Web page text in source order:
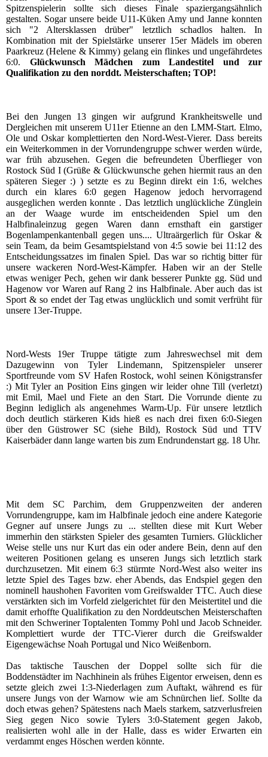
Spitzenspielerin sollte sich dieses Finale spaziergangsähnlich
gestalten. Sogar unsere beide U11-Küken Amy und Janne konnten
sich "2 Altersklassen drüber" letztlich schadlos halten. In
Kombination mit der Spielstärke unserer 15er Mädels im oberen
Paarkreuz (Helene & Kimmy) gelang ein flinkes und ungefährdetes
6:0. Glückwunsch Mädchen zum Landestitel und zur
Qualifikation zu den norddt. Meisterschaften; TOP!
Bei den Jungen 13 gingen wir aufgrund Krankheitswelle und
Dergleichen mit unserem U11er Etienne an den LMM-Start. Elmo,
Ole und Oskar komplettierten den Nord-West-Vierer. Dass bereits
ein Weiterkommen in der Vorrundengruppe schwer werden würde,
war früh abzusehen. Gegen die befreundeten Überflieger von
Rostock Süd I (Grüße & Glückwunsche gehen hiermit raus an den
späteren Sieger :) ) setzte es zu Beginn direkt ein 1:6, welches
durch ein klares 6:0 gegen Hagenow jedoch hervorragend
ausgeglichen werden konnte . Das letztlich unglückliche Zünglein
an der Waage wurde im entscheidenden Spiel um den
Halbfinaleinzug gegen Waren dann ernsthaft ein garstiger
Bogenlampenkantenball gegen uns.... Ultraärgerlich für Oskar &
sein Team, da beim Gesamtspielstand von 4:5 sowie bei 11:12 des
Entscheidungssatzes im finalen Spiel. Das war so richtig bitter für
unsere wackeren Nord-West-Kämpfer. Haben wir an der Stelle
etwas weniger Pech, gehen wir dank besserer Punkte gg. Süd und
Hagenow vor Waren auf Rang 2 ins Halbfinale. Aber auch das ist
Sport & so endet der Tag etwas unglücklich und somit verfrüht für
unsere 13er-Truppe.
Nord-Wests 19er Truppe tätigte zum Jahreswechsel mit dem
Dazugewinn von Tyler Lindemann, Spitzenspieler unserer
Sportfreunde vom SV Hafen Rostock, wohl seinen Königstransfer
:) Mit Tyler an Position Eins gingen wir leider ohne Till (verletzt)
mit Emil, Mael und Fiete an den Start. Die Vorrunde diente zu
Beginn lediglich als angenehmes Warm-Up. Für unsere letztlich
doch deutlich stärkeren Kids hieß es nach drei fixen 6:0-Siegen
über den Güstrower SC (siehe Bild), Rostock Süd und TTV
Kaiserbäder dann lange warten bis zum Endrundenstart gg. 18 Uhr.
Mit dem SC Parchim, dem Gruppenzweiten der anderen
Vorrundengruppe, kam im Halbfinale jedoch eine andere Kategorie
Gegner auf unsere Jungs zu ... stellten diese mit Kurt Weber
immerhin den stärksten Spieler des gesamten Turniers. Glücklicher
Weise stelle uns nur Kurt das ein oder andere Bein, denn auf den
weiteren Positionen gelang es unseren Jungs sich letztlich stark
durchzusetzen. Mit einem 6:3 stürmte Nord-West also weiter ins
letzte Spiel des Tages bzw. eher Abends, das Endspiel gegen den
nominell haushohen Favoriten vom Greifswalder TTC. Auch diese
verstärkten sich im Vorfeld zielgerichtet für den Meistertitel und die
damit erhoffte Qualifikation zu den Norddeutschen Meisterschaften
mit den Schweriner Toptalenten Tommy Pohl und Jacob Schneider.
Komplettiert wurde der TTC-Vierer durch die Greifswalder
Eigengewächse Noah Portugal und Nico Weißenborn.
Das taktische Tauschen der Doppel sollte sich für die
Boddenstädter im Nachhinein als frühes Eigentor erweisen, denn es
setzte gleich zwei 1:3-Niederlagen zum Auftakt, während es für
unsere Jungs von der Warnow wie am Schnürchen lief. Sollte da
doch etwas gehen? Spätestens nach Maels starkem, satzverlusfreien
Sieg gegen Nico sowie Tylers 3:0-Statement gegen Jakob,
realisierten wohl alle in der Halle, dass es wider Erwarten ein
verdammt enges Höschen werden könnte.